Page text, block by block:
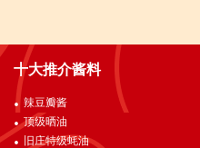
十大推介酱料
辣豆瓣酱
顶级晒油
旧庄特级蚝油